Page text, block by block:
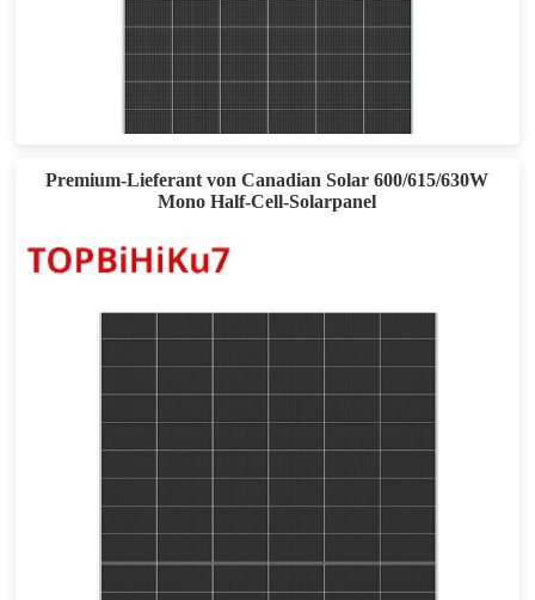
Max. Leistung: 23,31 TP3T
Premium-Lieferant von Canadian Solar 600/615/630W
Mono Half-Cell-Solarpanel